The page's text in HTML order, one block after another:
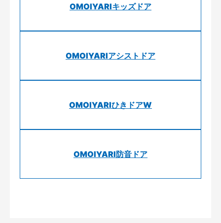
OMOIYARIキッズドア
OMOIYARIアシストドア
OMOIYARIひきドアW
OMOIYARI防音ドア